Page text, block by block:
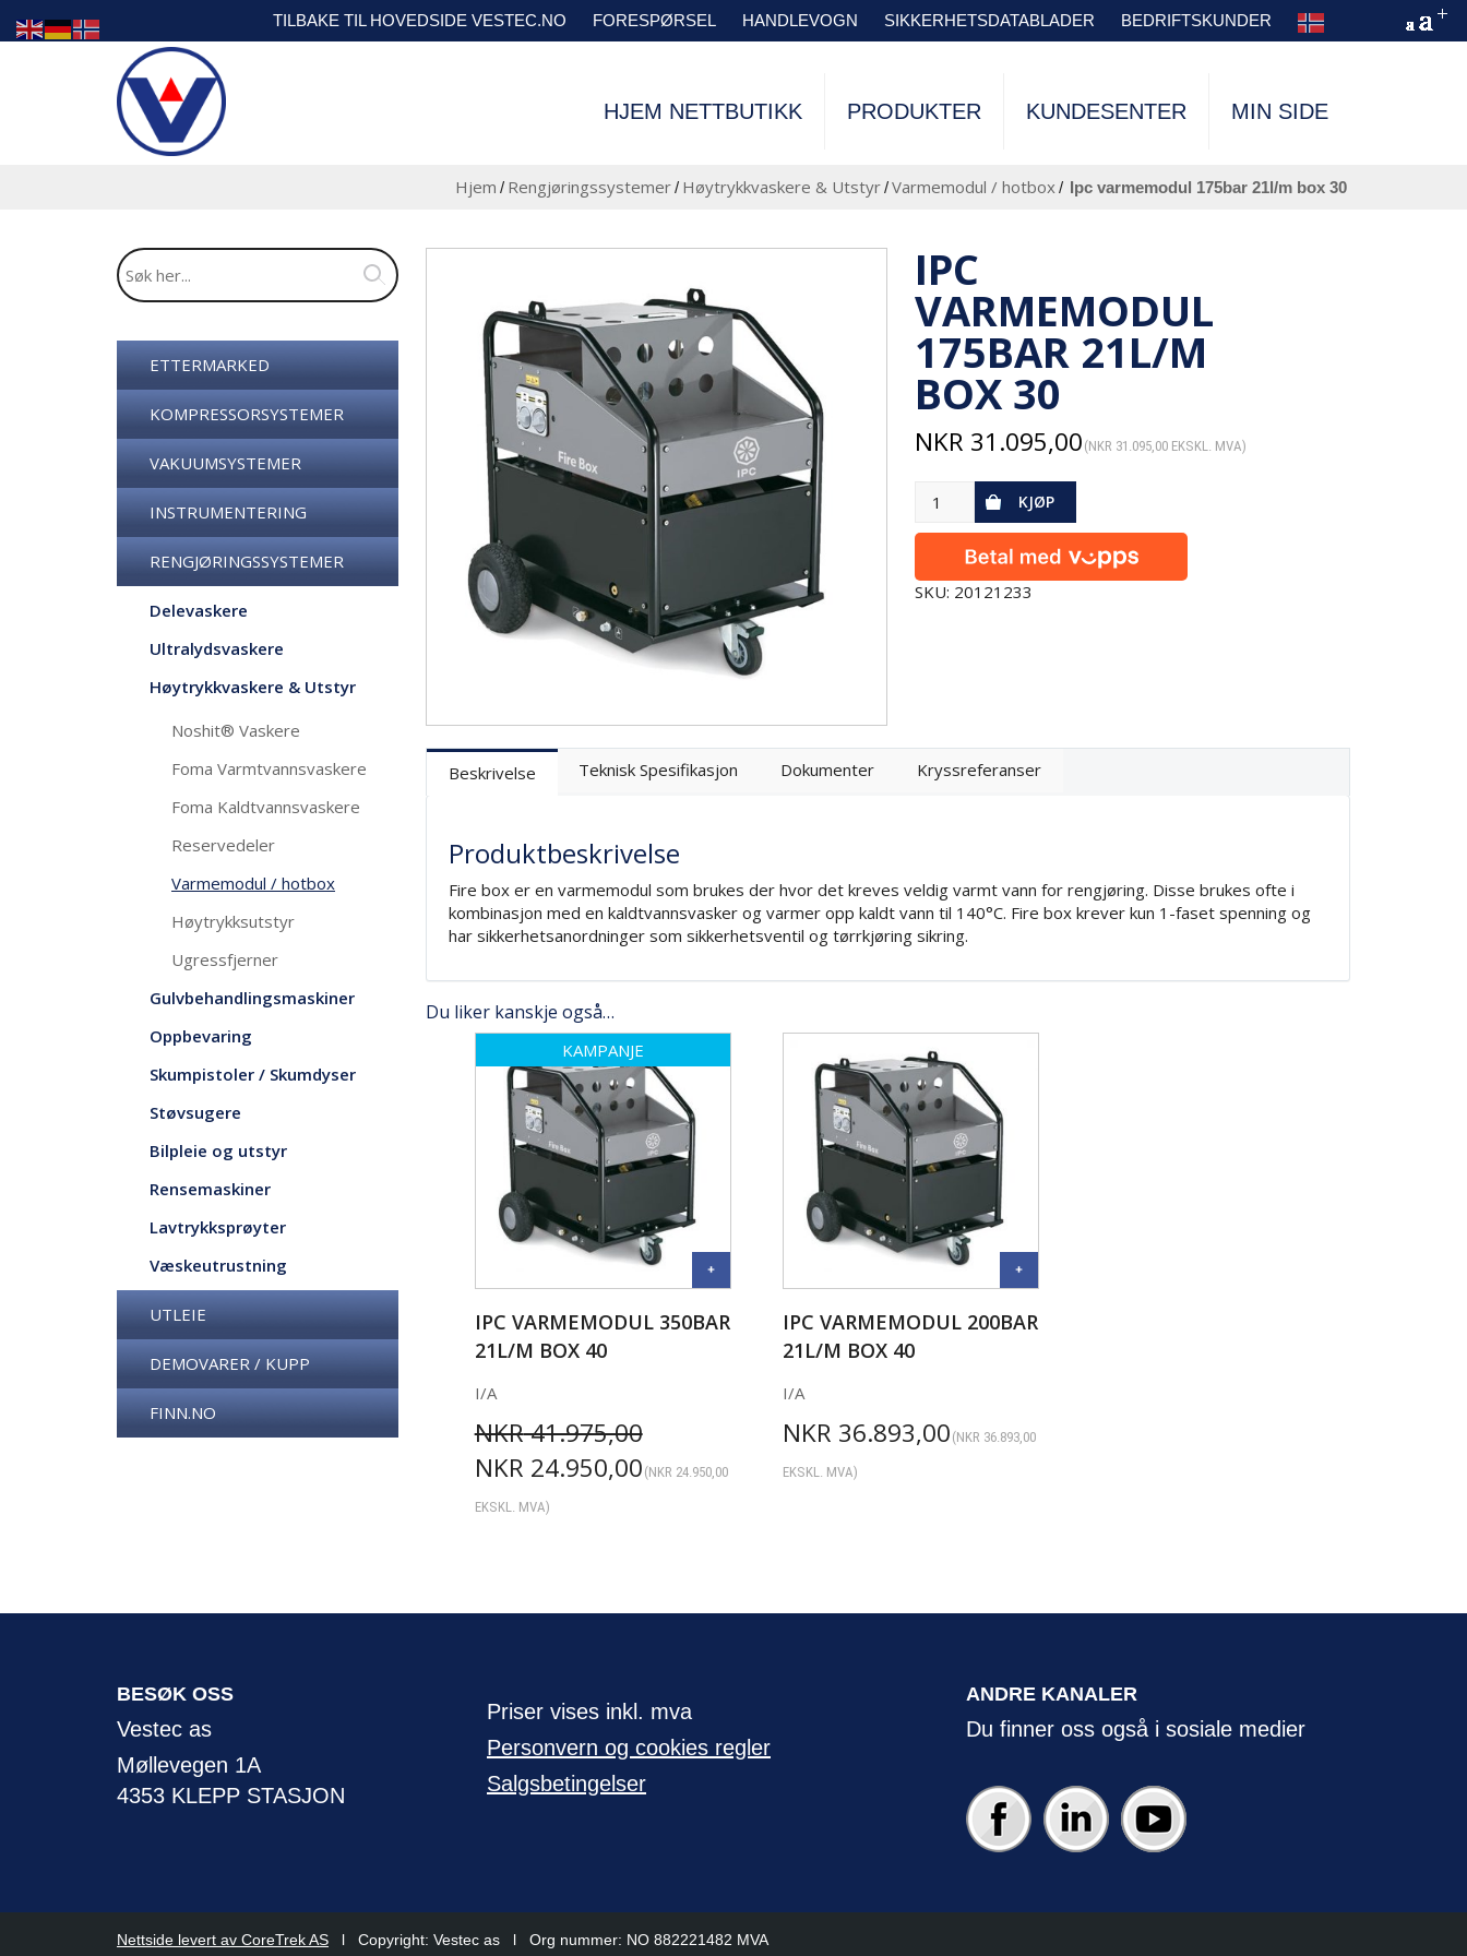
TILBAKE TIL HOVEDSIDE VESTEC.NO FORESPØRSEL HANDLEVOGN SIKKERHETSDATABLADER BEDRIFTSKUNDER
HJEM NETTBUTIKK PRODUKTER KUNDESENTER MIN SIDE
Hjem / Rengjøringssystemer/ Høytrykkvaskere & Utstyr/Varmemodul / hotbox/ ipc varmemodul 175bar 21l/m box 30
ETTERMARKED
KOMPRESSORSYSTEMER
VAKUUMSYSTEMER
INSTRUMENTERING
RENGJØRINGSSYSTEMER
Delevaskere
Ultralydsvaskere
Høytrykkvaskere & Utstyr
Noshit® Vaskere
Foma Varmtvannsvaskere
Foma Kaldtvannsvaskere
Reservedeler
Varmemodul / hotbox
Høytrykksutstyr
Ugressfjerner
Gulvbehandlingsmaskiner
Oppbevaring
Skumpistoler / Skumdyser
Støvsugere
Bilpleie og utstyr
Rensemaskiner
Lavtrykksprøyter
Væskeutrustning
UTLEIE
DEMOVARER / KUPP
FINN.NO
IPC
VARMEMODUL
175BAR 21L/M
BOX 30
NKR 31.095,00 (NKR 31.095,00 EKSKL. MVA)
KJØP
SKU: 20121233
Beskrivelse Teknisk Spesifikasjon Dokumenter Kryssreferanser
Produktbeskrivelse
Fire box er en varmemodul som brukes der hvor det kreves veldig varmt vann for rengjøring. Disse brukes ofte i
kombinasjon med en kaldtvannsvasker og varmer opp kaldt vann til 140°C. Fire box krever kun 1-faset spenning og
har sikkerhetsanordninger som sikkerhetsventil og tørrkjøring sikring.
Du liker kanskje også…
KAMPANJE
IPC VARMEMODUL 350BAR
21L/M BOX 40
I/A
NKR41.975,00
NKR 24.950,00 (NKR 24.950,00
EKSKL. MVA)
IPC VARMEMODUL 200BAR
21L/M BOX 40
I/A
NKR 36.893,00 (NKR 36.893,00
EKSKL. MVA)
BESØK OSS
Vestec as
Møllevegen 1A
4353 KLEPP STASJON
Priser vises inkl. mva
Personvern og cookies regler
Salgsbetingelser
ANDRE KANALER
Du finner oss også i sosiale medier
Nettside levert av CoreTrek AS l Copyright: Vestec as l Org nummer: NO 882221482 MVA